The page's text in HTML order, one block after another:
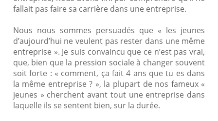
fallait pas faire sa carrière dans une entreprise.
Nous nous sommes persuadés que « les jeunes
d’aujourd’hui ne veulent pas rester dans une même
entreprise ». Je suis convaincu que ce n’est pas vrai,
que, bien que la pression sociale à changer souvent
soit forte : « comment, ça fait 4 ans que tu es dans
la même entreprise ? », la plupart de nos fameux «
jeunes » cherchent avant tout une entreprise dans
laquelle ils se sentent bien, sur la durée.